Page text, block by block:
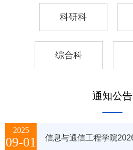
科研科
综合科
通知公告
2025
09-01